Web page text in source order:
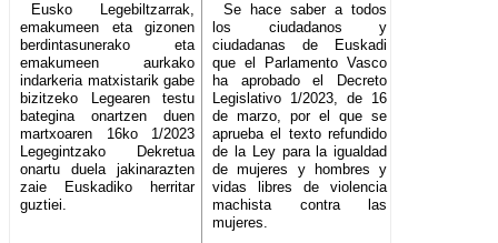
Eusko Legebiltzarrak,
emakumeen eta gizonen
berdintasunerako eta
emakumeen aurkako
indarkeria matxistarik gabe
bizitzeko Legearen testu
bategina onartzen duen
martxoaren 16ko 1/2023
Legegintzako Dekretua
onartu duela jakinarazten
zaie Euskadiko herritar
guztiei.
Se hace saber a todos
los ciudadanos y
ciudadanas de Euskadi
que el Parlamento Vasco
ha aprobado el Decreto
Legislativo 1/2023, de 16
de marzo, por el que se
aprueba el texto refundido
de la Ley para la igualdad
de mujeres y hombres y
vidas libres de violencia
machista contra las
mujeres.